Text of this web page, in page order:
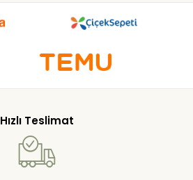
Hızlı Teslimat